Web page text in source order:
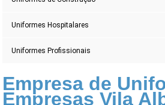
Uniformes Hospitalares
Uniformes Profissionais
Empresa de
Empresas Vila